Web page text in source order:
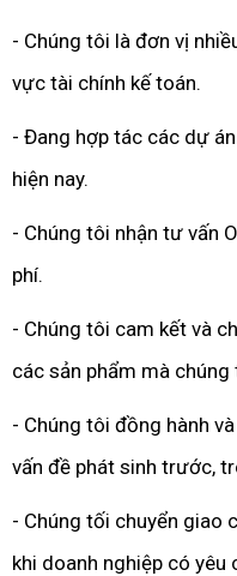
- Chúng tôi là đơn vị
vực tài chính kế toán.
- Đang hợp tác các dự
hiện nay.
- Chúng tôi nhận tư vấn
phí.
- Chúng tôi cam kết và
các sản phẩm mà
- Chúng tôi đồng hành
vấn đề phát sinh trước,
- Chúng tối chuyển giao
khi doanh nghiệp có yêu